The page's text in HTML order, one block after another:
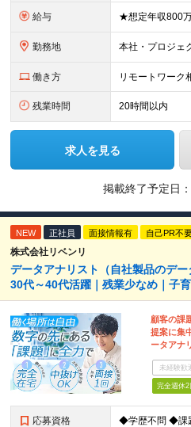
給与
勤務地
働き方 リモートワーク
残業時間 20時間以内
求人を見る
掲載終了予定日：
NEW 正社員 面接情報有 自己PR不
株式会社リベンリ
データアナリスト（自社製品のデー
30代～40代活躍｜残業少なめ｜子
顧客の課
提案に集
ータアナ
未経験歓
完全週休2
応募資格